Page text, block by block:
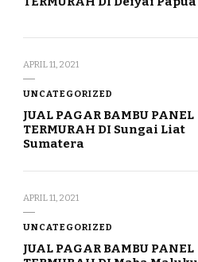
APRIL 11, 2021
UNCATEGORIZED
JUAL PAGAR BAMBU PANEL
TERMURAH DI Sungai Liat
Sumatera
APRIL 11, 2021
UNCATEGORIZED
JUAL PAGAR BAMBU PANEL